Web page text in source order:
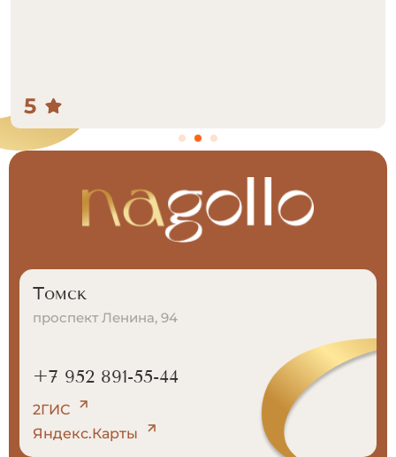
5
Томск
проспект Ленина, 94
+7 952 891-55-44
2ГИС
Яндекс.Карты